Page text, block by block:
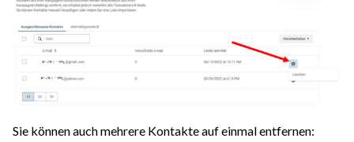
Sie können auch mehrere Kontakte auf einmal entfernen: